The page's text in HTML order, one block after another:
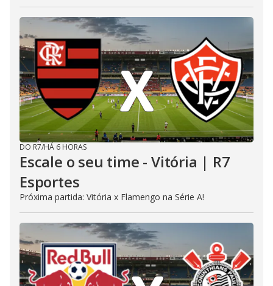
DO R7/HÁ 6 HORAS
Escale o seu time - Vitória | R7
Esportes
Próxima partida: Vitória x Flamengo na Série A!